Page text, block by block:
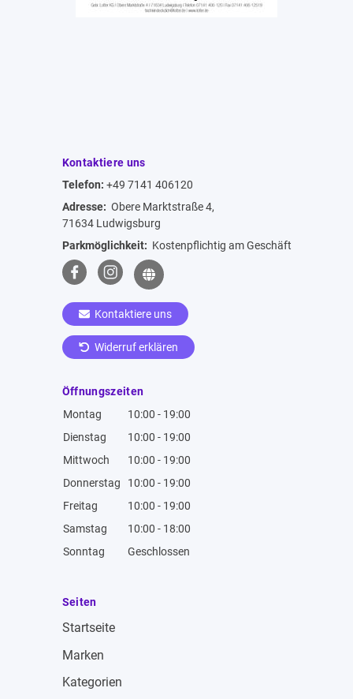
Kontaktiere uns
Telefon: +49 7141 406120
Adresse: Obere Marktstraße 4,
71634 Ludwigsburg
Parkmöglichkeit: Kostenpflichtig am Geschäft
Kontaktiere uns
Widerruf erklären
Öffnungszeiten
Montag
10:00 - 19:00
Dienstag
10:00 - 19:00
Mittwoch
10:00 - 19:00
Donnerstag
10:00 - 19:00
Freitag
10:00 - 19:00
Samstag
10:00 - 18:00
Sonntag
Geschlossen
Seiten
Startseite
Marken
Kategorien